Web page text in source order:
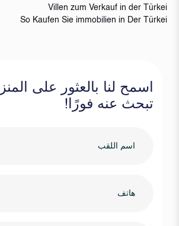
Villen zum Verkauf in der Türkei
So Kaufen Sie immobilien in Der Türkei
اسمح لنا بالعثور على
تبحث عنه فورًا!